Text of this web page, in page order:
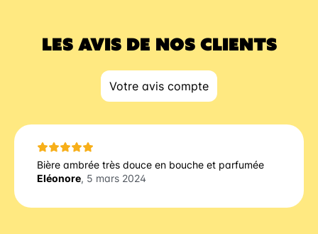
LES AVIS DE NOS CLIENTS
Votre avis compte
Bière ambrée très douce en bouche et parfumée
Eléonore, 5 mars 2024